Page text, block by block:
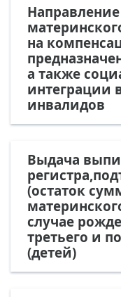
Направление
на
а также
интеграции
инвалидов
Выдача
(остаток
случае
третьего и
(детей)